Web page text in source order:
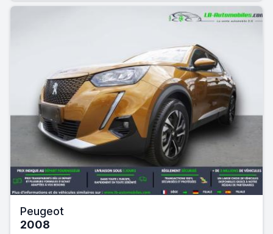
Peugeot
2008